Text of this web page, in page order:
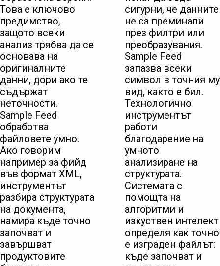
Това е ключово
предимство,
защото всеки
анализ трябва да се
основава на
оригиналните
данни, дори ако те
съдържат
неточности.
Sample Feed
обработва
файловете умно.
Ако говорим
например за фийд
във формат XML,
инструментът
разбира структурата
на документа,
намира къде точно
започват и
завършват
продуктовите
сигурни, че данните
не са преминали
през филтри или
преобразувания.
Sample Feed
запазва всеки
символ в точния му
вид, както е бил.
Технологично
инструментът
работи
благодарение на
умното
анализиране на
структурата.
Системата с
помощта на
алгоритми и
изкуствен интелект
определя как точно
е изграден файлът:
къде започват и